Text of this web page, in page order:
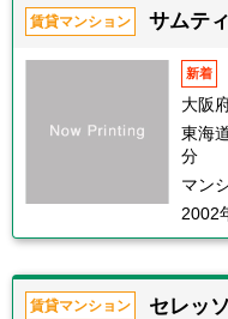
賃貸マンション サムテ
新着
大阪
東海
分
マン
2002
賃貸マンション セレッ